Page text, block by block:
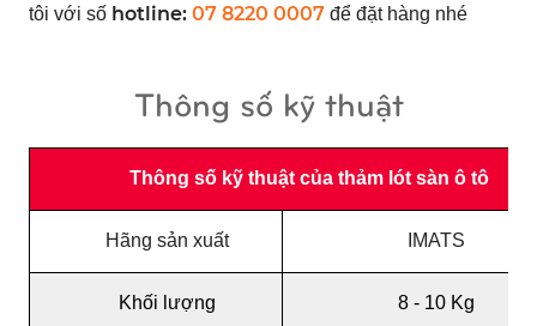
tôi với số hotline: 07 8220 0007 để đặt hàng nhé
Thông số kỹ thuật
Thông số kỹ thuật của thảm lót sàn ô tô
Hãng sản xuất IMATS
Khối lượng 8 - 10 Kg